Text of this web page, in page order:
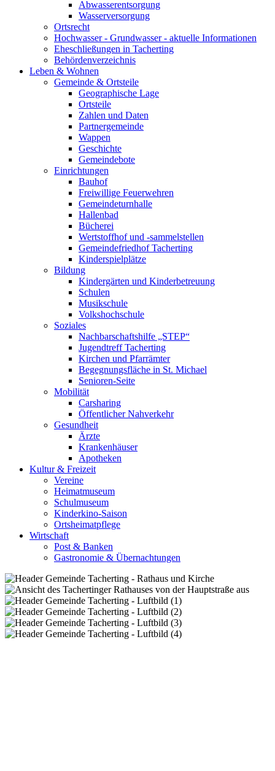
Abwasserentsorgung
Wasserversorgung
Ortsrecht
Hochwasser - Grundwasser - aktuelle Informationen
Eheschließungen in Tacherting
Behördenverzeichnis
Leben & Wohnen
Gemeinde & Ortsteile
Geographische Lage
Ortsteile
Zahlen und Daten
Partnergemeinde
Wappen
Geschichte
Gemeindebote
Einrichtungen
Bauhof
Freiwillige Feuerwehren
Gemeindeturnhalle
Hallenbad
Bücherei
Wertstoffhof und -sammelstellen
Gemeindefriedhof Tacherting
Kinderspielplätze
Bildung
Kindergärten und Kinderbetreuung
Schulen
Musikschule
Volkshochschule
Soziales
Nachbarschaftshilfe „STEP“
Jugendtreff Tacherting
Kirchen und Pfarrämter
Begegnungsfläche in St. Michael
Senioren-Seite
Mobilität
Carsharing
Öffentlicher Nahverkehr
Gesundheit
Ärzte
Krankenhäuser
Apotheken
Kultur & Freizeit
Vereine
Heimatmuseum
Schulmuseum
Kinderkino-Saison
Ortsheimatpflege
Wirtschaft
Post & Banken
Gastronomie & Übernachtungen